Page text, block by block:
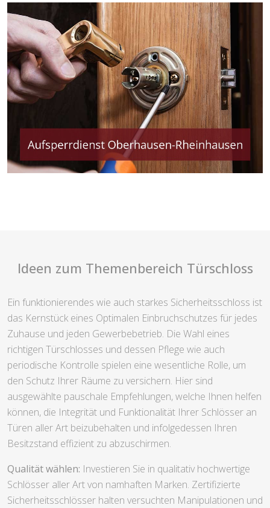
Ideen zum Themenbereich Türschloss
Ein funktionierendes wie auch starkes Sicherheitsschloss ist
das Kernstück eines Optimalen Einbruchschutzes für jedes
Zuhause und jeden Gewerbebetrieb. Die Wahl eines
richtigen Türschlosses und dessen Pflege wie auch
periodische Kontrolle spielen eine wesentliche Rolle, um
den Schutz Ihrer Räume zu versichern. Hier sind
ausgewählte pauschale Empfehlungen, welche Ihnen helfen
können, die Integrität und Funktionalität Ihrer Schlösser an
Türen aller Art beizubehalten und infolgedessen Ihren
Besitzstand effizient zu abzuschirmen.
Qualität wählen: Investieren Sie in qualitativ hochwertige
Schlösser aller Art von namhaften Marken. Zertifizierte
Sicherheitsschlösser halten versuchten Manipulationen und